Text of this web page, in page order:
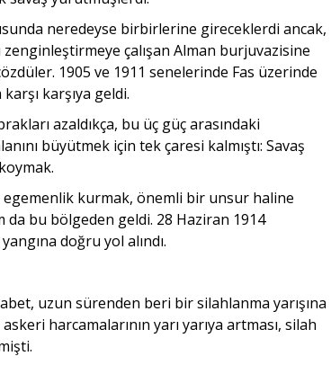
neredeyse birbirlerine gireceklerdi ancak,
çalışan Alman burjuvazisine
1905 ve 1911 senelerinde Fas üzerinde
karşıya geldi.
azaldıkça, bu üç güç arasındaki
büyütmek için tek çaresi kalmıştı: Savaş
kurmak, önemli bir unsur haline
da bu bölgeden geldi. 28 Haziran 1914
doğru yol alındı.
uzun sürenden beri bir silahlanma yarışına
harcamalarının yarı yarıya artması, silah